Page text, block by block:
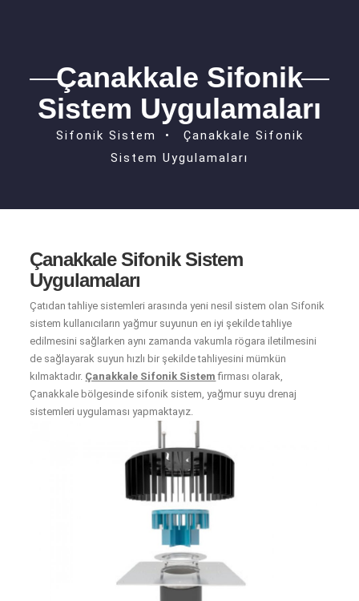
Çanakkale Sifonik
Sistem Uygulamaları
Sifonik Sistem
Çanakkale Sifonik
Sistem Uygulamaları
Çanakkale Sifonik Sistem
Uygulamaları
Çatıdan tahliye sistemleri arasında yeni nesil sistem olan Sifonik
sistem kullanıcıların yağmur suyunun en iyi şekilde tahliye
edilmesini sağlarken aynı zamanda vakumla rögara iletilmesini
de sağlayarak suyun hızlı bir şekilde tahliyesini mümkün
kılmaktadır. Çanakkale Sifonik Sistem firması olarak,
Çanakkale bölgesinde sifonik sistem, yağmur suyu drenaj
sistemleri uygulaması yapmaktayız.